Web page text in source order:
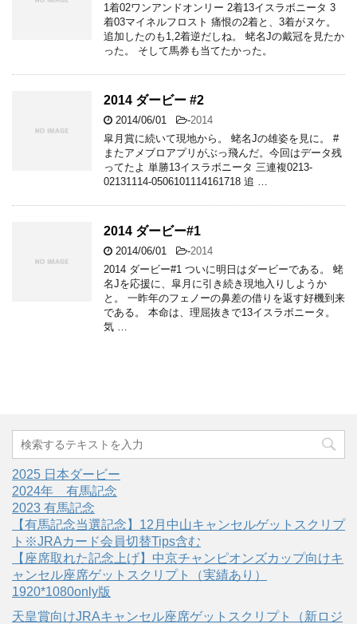
1着02ワンアンドオンリー 2着13イスラボニータ 3
着03マイネルフロスト 痛恨の2着と、3着がヌケ。
追加したのも1,2着逆だしね。 蛯名Jの戴冠を見たか
った。 そして馬券も当てたかった。
2014 ダービー #2
2014/06/01 -2014
皐月賞に続いて現地から。 蛯名Jの雄姿を見に。 #
またアメブロアプリがぶっ飛んだ。今回はデータ残
ってたよ 単勝13イスラボニータ 三連複0213-
02131114-0506101114161718 追 …
2014 ダービー#1
2014/06/01 -2014
2014 ダービー#1 ついに明日はダービーである。 蛯
名Jを応援に、皐月に引き続き現地入りしようか
と。 一昨年のフェノーの鼻差の借りを返す好機到来
である。 本命は、理屈抜きで13イスラボニータ。
気 …
2025 日本ダービー
2024年 有馬記念
2023 有馬記念
【有馬記念当選記念】12月中山キャンセルゲットスクリプ
ト※JRAカード会員切替Tips含む
【座席取れた記念上げ】中京チャンピオンズカップ向けキ
ャンセル座席ゲットスクリプト（実績あり）
1920*1080only版
天皇賞向けJRAキャンセル座席ゲットスクリプト（新ロジ